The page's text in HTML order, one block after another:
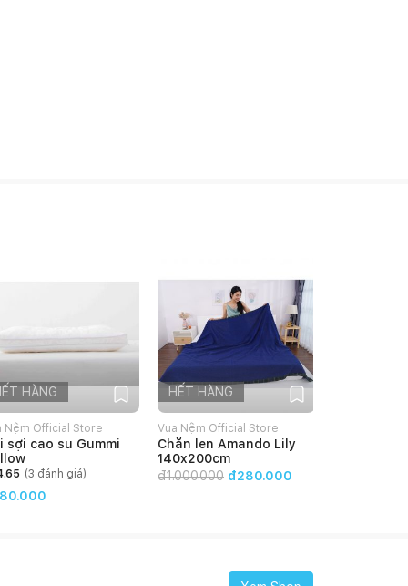
HÀNG
Nệm Official Store
sợi cao su Gummi
(3 đánh giá)
HẾT HÀNG
Vua Nệm Official Store
Chăn len Amando Lily
140x200cm
đ1.000.000 đ280.000